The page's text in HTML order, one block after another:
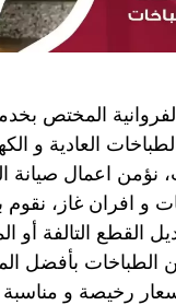
المختص
العادية و
نؤمن اعمال صيانة
و افران غاز، نقوم
القطع التالفة أو
الطباخات بأفضل
رخيصة و